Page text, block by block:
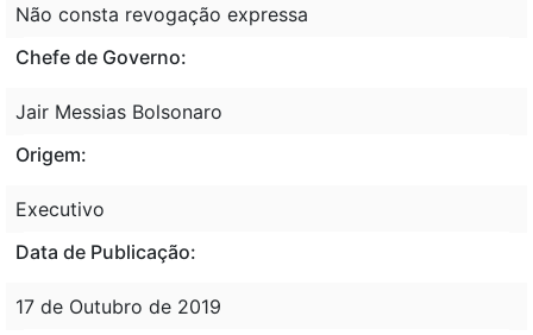
Não consta revogação expressa
Chefe de Governo:
Jair Messias Bolsonaro
Origem:
Executivo
Data de Publicação:
17 de Outubro de 2019